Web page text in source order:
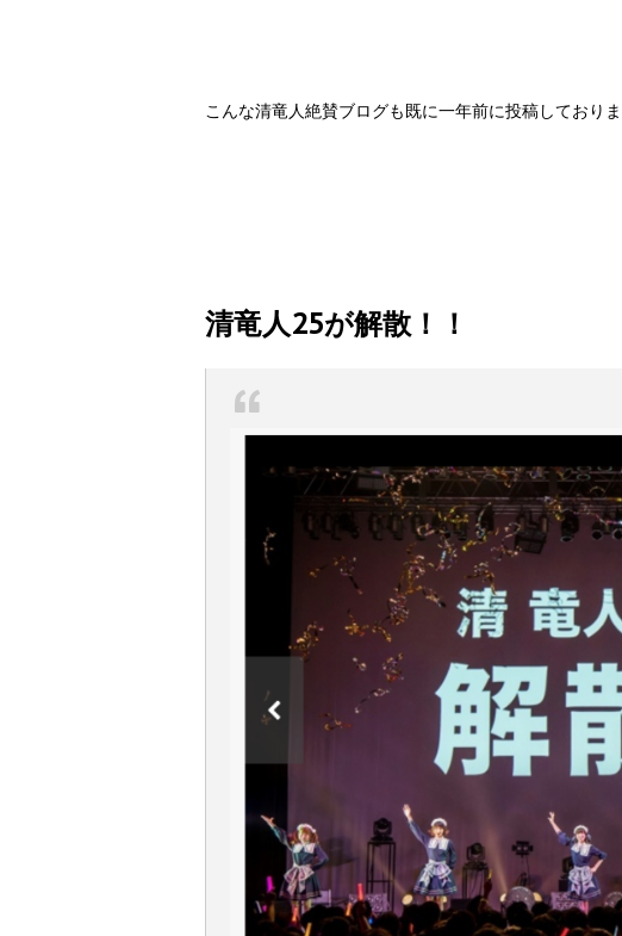
こんな清竜人絶賛ブログも既に一年前に投稿しており
清竜人25が解散！！